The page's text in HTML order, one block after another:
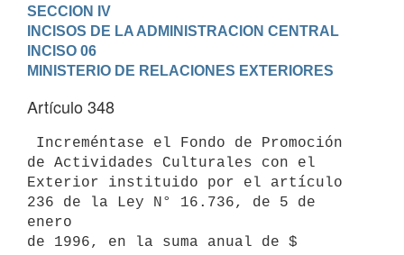
SECCION IV
INCISOS DE LA ADMINISTRACION CENTRAL
INCISO 06
MINISTERIO DE RELACIONES EXTERIORES
Artículo 348
de Actividades Culturales con el
Exterior instituido por el artículo
236 de la Ley N° 16.736, de 5 de
enero
de 1996, en la suma anual de $